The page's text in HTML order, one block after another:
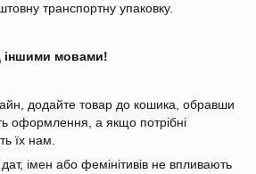
транспортну упаковку.
іншими мовами!
додайте товар до кошика, обравши
оформлення, а якщо потрібні
їх нам.
імен або фемінітивів не впливають